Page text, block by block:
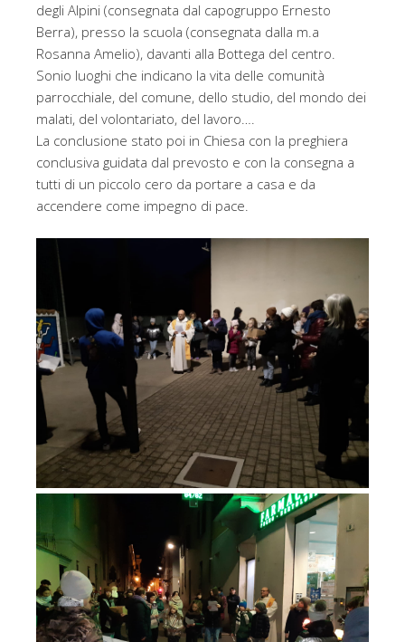
degli Alpini (consegnata dal capogruppo Ernesto
Berra), presso la scuola (consegnata dalla m.a
Rosanna Amelio), davanti alla Bottega del centro.
Sonio luoghi che indicano la vita delle comunità
parrocchiale, del comune, dello studio, del mondo dei
malati, del volontariato, del lavoro….
La conclusione stato poi in Chiesa con la preghiera
conclusiva guidata dal prevosto e con la consegna a
tutti di un piccolo cero da portare a casa e da
accendere come impegno di pace.